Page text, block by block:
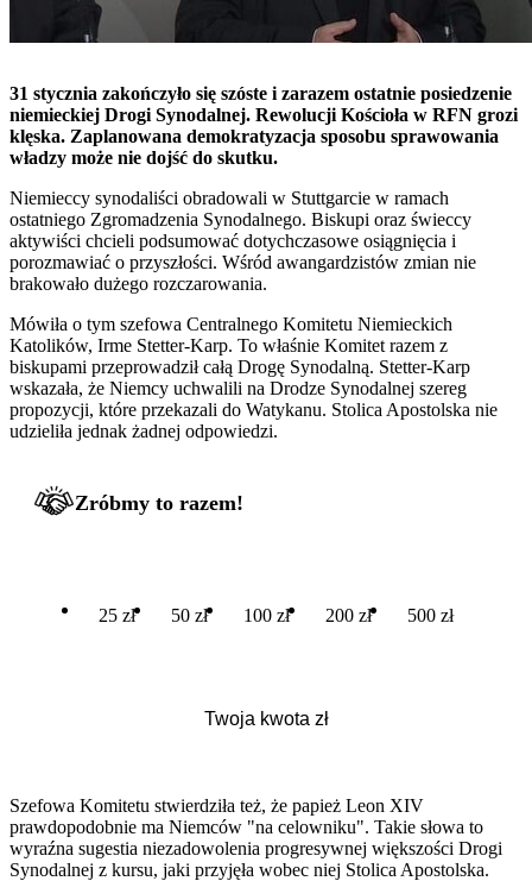
31 stycznia zakończyło się szóste i zarazem ostatnie posiedzenie
niemieckiej Drogi Synodalnej. Rewolucji Kościoła w RFN grozi
klęska. Zaplanowana demokratyzacja sposobu sprawowania
władzy może nie dojść do skutku.
Niemieccy synodaliści obradowali w Stuttgarcie w ramach
ostatniego Zgromadzenia Synodalnego. Biskupi oraz świeccy
aktywiści chcieli podsumować dotychczasowe osiągnięcia i
porozmawiać o przyszłości. Wśród awangardzistów zmian nie
brakowało dużego rozczarowania.
Mówiła o tym szefowa Centralnego Komitetu Niemieckich
Katolików, Irme Stetter-Karp. To właśnie Komitet razem z
biskupami przeprowadził całą Drogę Synodalną. Stetter-Karp
wskazała, że Niemcy uchwalili na Drodze Synodalnej szereg
propozycji, które przekazali do Watykanu. Stolica Apostolska nie
udzieliła jednak żadnej odpowiedzi.
Zróbmy to razem!
25 zł 50 zł 100 zł 200 zł 500 zł
Szefowa Komitetu stwierdziła też, że papież Leon XIV
prawdopodobnie ma Niemców "na celowniku". Takie słowa to
wyraźna sugestia niezadowolenia progresywnej większości Drogi
Synodalnej z kursu, jaki przyjęła wobec niej Stolica Apostolska.